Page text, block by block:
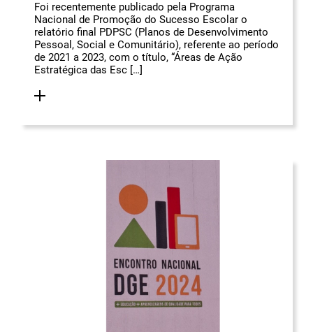
Foi recentemente publicado pela Programa
Nacional de Promoção do Sucesso Escolar o
relatório final PDPSC (Planos de Desenvolvimento
Pessoal, Social e Comunitário), referente ao período
de 2021 a 2023, com o título, “Áreas de Ação
Estratégica das Esc […]